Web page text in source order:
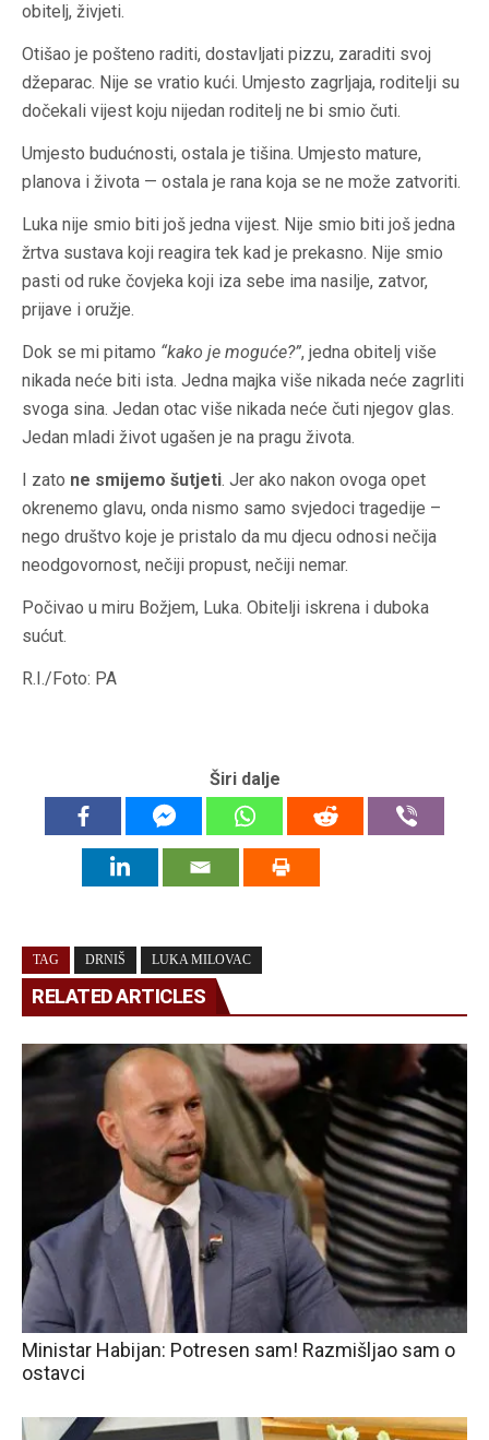
obitelj, živjeti.
Otišao je pošteno raditi, dostavljati pizzu, zaraditi svoj
džeparac. Nije se vratio kući. Umjesto zagrljaja, roditelji su
dočekali vijest koju nijedan roditelj ne bi smio čuti.
Umjesto budućnosti, ostala je tišina. Umjesto mature,
planova i života — ostala je rana koja se ne može zatvoriti.
Luka nije smio biti još jedna vijest. Nije smio biti još jedna
žrtva sustava koji reagira tek kad je prekasno. Nije smio
pasti od ruke čovjeka koji iza sebe ima nasilje, zatvor,
prijave i oružje.
Dok se mi pitamo “kako je moguće?”, jedna obitelj više
nikada neće biti ista. Jedna majka više nikada neće zagrliti
svoga sina. Jedan otac više nikada neće čuti njegov glas.
Jedan mladi život ugašen je na pragu života.
I zato ne smijemo šutjeti. Jer ako nakon ovoga opet
okrenemo glavu, onda nismo samo svjedoci tragedije –
nego društvo koje je pristalo da mu djecu odnosi nečija
neodgovornost, nečiji propust, nečiji nemar.
Počivao u miru Božjem, Luka. Obitelji iskrena i duboka
sućut.
R.I./Foto: PA
Širi dalje
TAG DRNIŠ LUKA MILOVAC
RELATED ARTICLES
Ministar Habijan: Potresen sam! Razmišljao sam o
ostavci